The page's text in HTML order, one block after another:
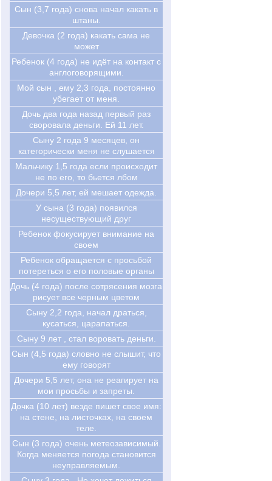
Сын (3,7 года) снова начал какать в
штаны.
Девочка (2 года) какать сама не
может
Ребенок (4 года) не идёт на контакт с
англоговорящими.
Мой сын , ему 2,3 года, постоянно
убегает от меня.
Дочь два года назад первый раз
своровала деньги. Ей 11 лет.
Cыну 2 года 9 месяцев, он
категорически меня не слушается
Мальчику 1,5 года если происходит
не по его, то бьется лбом
Дочери 5,5 лет, ей мешает одежда.
У сына (3 года) появился
несуществующий друг
Ребенок фокусирует внимание на
своем
Ребенок обращается с просьбой
потереться о его половые органы
Дочь (4 года) после сотрясения мозга
рисует все черным цветом
Сыну 2,2 года, начал драться,
кусаться, царапаться.
Сыну 9 лет , стал воровать деньги.
Сын (4,5 года) словно не слышит, что
ему говорят
Дочери 5,5 лет, она не реагирует на
мои просьбы и запреты.
Дочка (10 лет) везде пишет свое имя:
на стене, на листочках, на своем
теле.
Сын (3 года) очень метеозависимый.
Когда меняется погода становится
неуправляемым.